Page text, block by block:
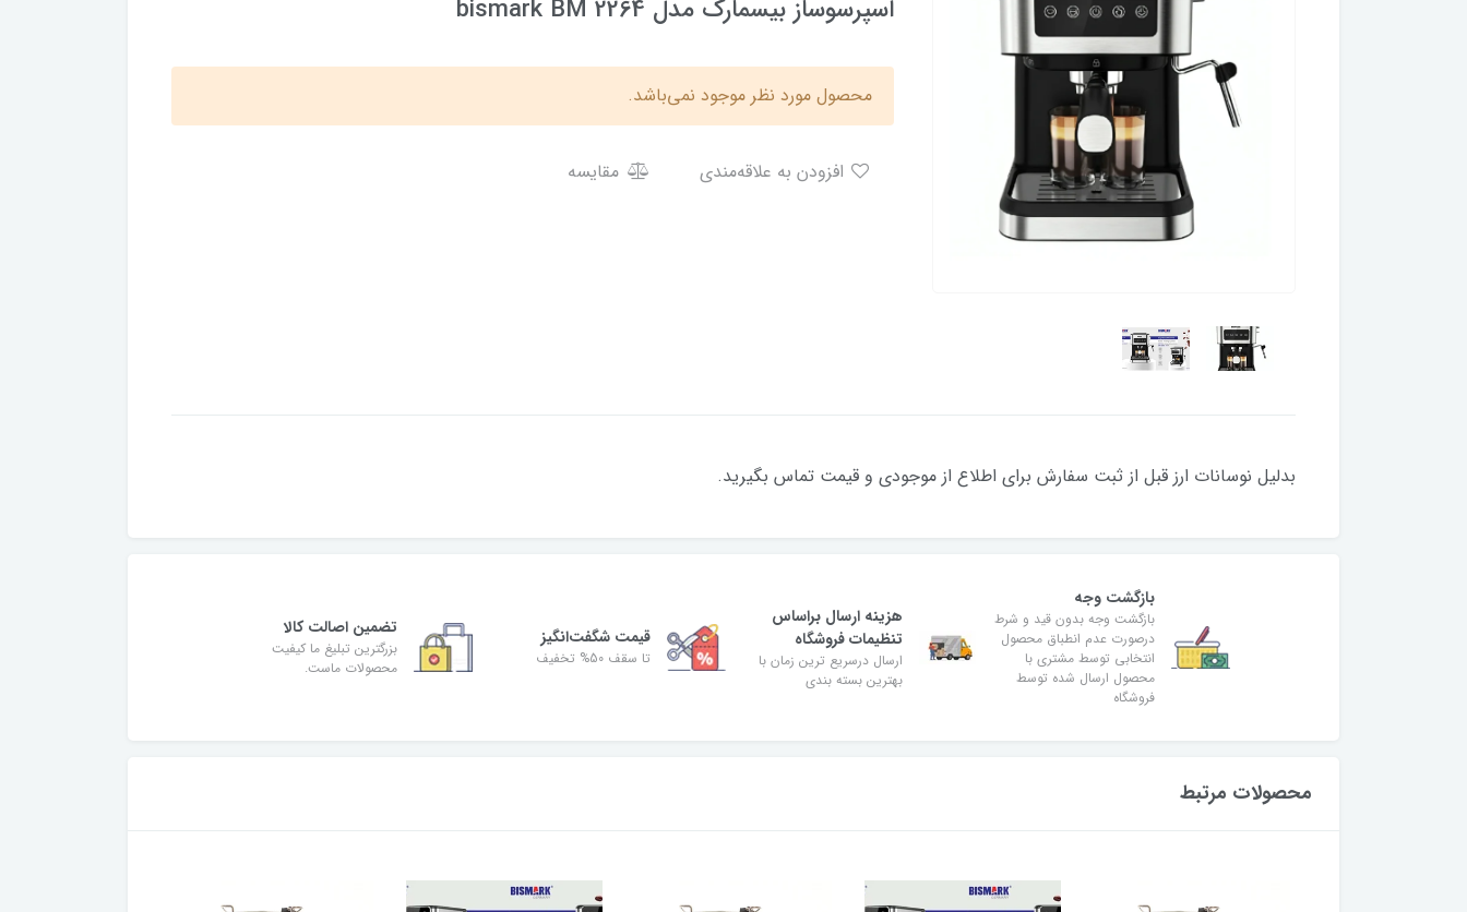
اسپرسوساز بیسمارک مدل bismark BM 2264
محصول مورد نظر موجود نمی‌باشد.
مقایسه
بدلیل نوسانات ارز قبل از ثبت سفارش برای اطلاع از موجودی و قیمت تماس بگیرید.
بازگشت وجه
بازگشت وجه بدون قید و شرط
درصورت عدم انطباق محصول
انتخابی توسط مشتری با
محصول ارسال شده توسط
فروشگاه
هزینه ارسال براساس
تنظیمات فروشگاه
ارسال درسریع ترین زمان با
بهترین بسته بندی
قیمت شگفت‌انگیز
تا سقف 50% تخفیف
تضمین اصالت کالا
بزرگترین تبلیغ ما کیفیت
محصولات ماست.
محصولات مرتبط